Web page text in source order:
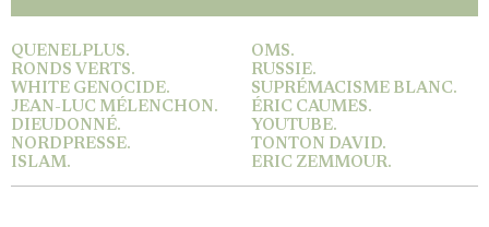
QUENELPLUS.
RONDS VERTS.
WHITE GENOCIDE.
JEAN-LUC MÉLENCHON.
DIEUDONNÉ.
NORDPRESSE.
ISLAM.
OMS.
RUSSIE.
SUPRÉMACISME BLANC.
ÉRIC CAUMES.
YOUTUBE.
TONTON DAVID.
ERIC ZEMMOUR.